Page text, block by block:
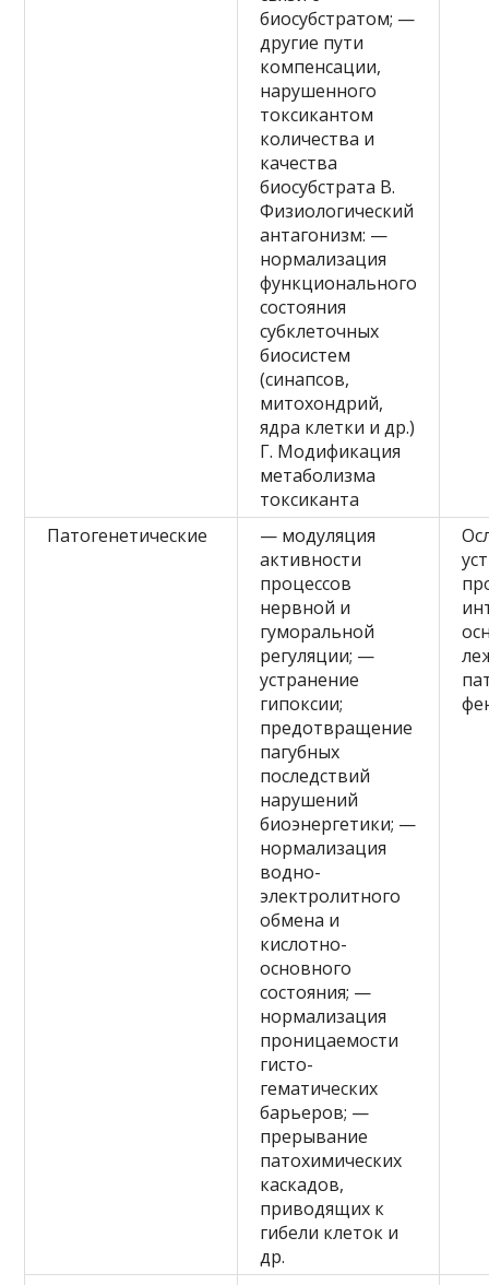
биосубстратом; —
другие пути
компенсации,
нарушенного
токсикантом
количества и
качества
биосубстрата В.
Физиологический
антагонизм: —
нормализация
функционального
состояния
субклеточных
биосистем
(синапсов,
митохондрий,
ядра клетки и др.)
Г. Модификация
метаболизма
токсиканта
Патогенетические
— модуляция
активности
процессов
нервной и
гуморальной
регуляции; —
устранение
гипоксии;
предотвращение
пагубных
последствий
нарушений
биоэнергетики; —
нормализация
водно-
электролитного
обмена и
кислотно-
основного
состояния; —
нормализация
проницаемости
гисто-
гематических
барьеров; —
прерывание
патохимических
каскадов,
приводящих к
гибели клеток и
др.